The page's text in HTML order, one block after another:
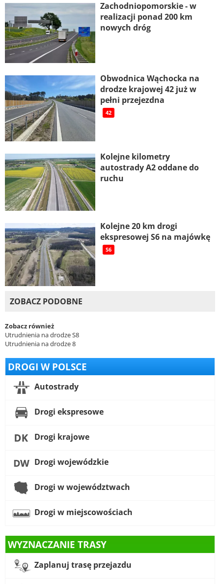
Zachodniopomorskie - w
realizacji ponad 200 km
nowych dróg
Obwodnica Wąchocka na
drodze krajowej 42 już w
pełni przejezdna
42
Kolejne kilometry
autostrady A2 oddane do
ruchu
Kolejne 20 km drogi
ekspresowej S6 na majówkę
S6
ZOBACZ PODOBNE
Zobacz również
Utrudnienia na drodze S8
Utrudnienia na drodze 8
DROGI W POLSCE
Autostrady
Drogi ekspresowe
Drogi krajowe
Drogi wojewódzkie
Drogi w województwach
Drogi w miejscowościach
WYZNACZANIE TRASY
Zaplanuj trasę przejazdu